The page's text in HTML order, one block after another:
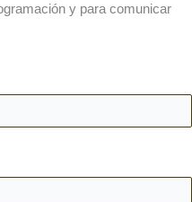
y para comunicar